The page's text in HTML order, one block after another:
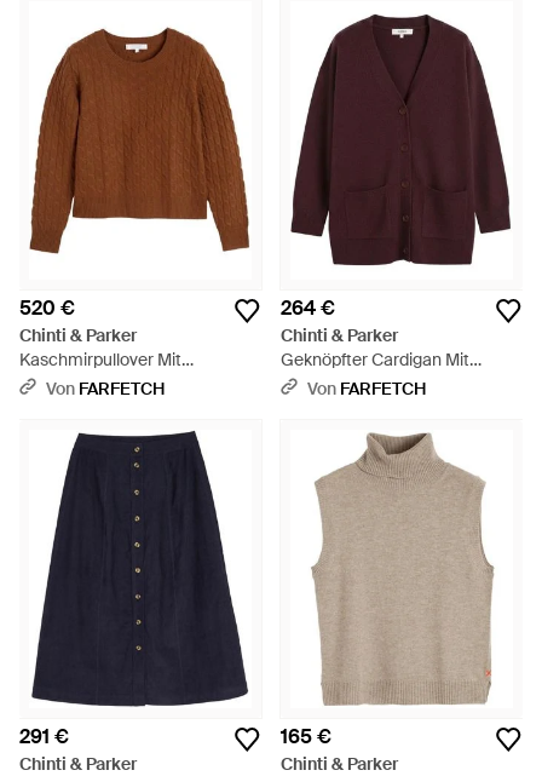
520 €
Chinti & Parker
Kaschmirpullover Mit
Zopfmuster - Braun
Von FARFETCH
264 €
Chinti & Parker
Geknöpfter Cardigan Mit
Aufgesetzten Taschen - Lila
Von FARFETCH
291 €
Chinti & Parker
165 €
Chinti & Parker